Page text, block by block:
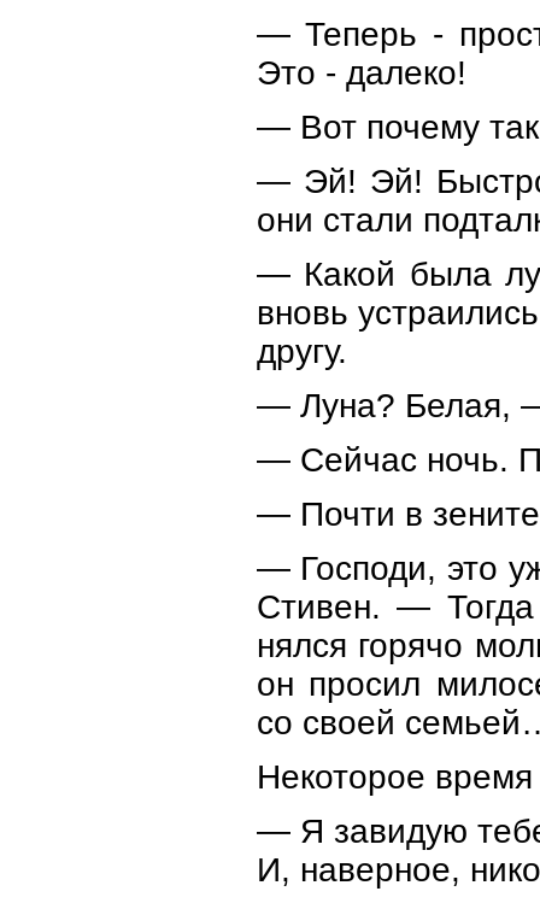
— Теперь -
Это - далеко!
— Вот почему
— Эй! Эй!
они стали
— Какой была
вновь
другу.
— Луна? Белая,
— Сейчас ночь.
— Почти в
— Господи, это
Стивен. —
нялся горячо
он просил
со своей
Некоторое
— Я завидую
И, наверное,